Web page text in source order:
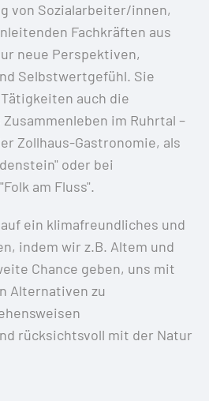
von Sozialarbeiter/innen,
Fachkräften aus
neue Perspektiven,
Selbstwertgefühl. Sie
auch die
im Ruhrtal –
Zollhaus-Gastronomie, als
oder bei
am Fluss".
ein klimafreundliches und
indem wir z.B. Altem und
Chance geben, uns mit
Alternativen zu
rücksichtsvoll mit der Natur